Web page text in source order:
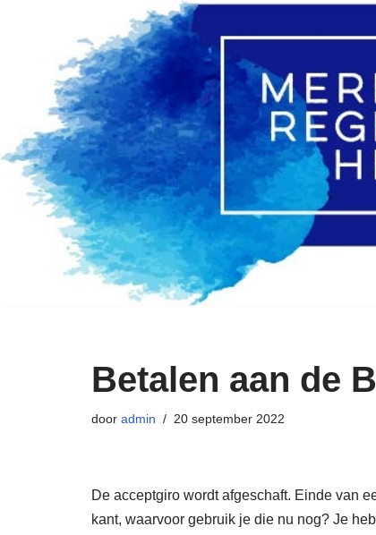
Betalen aan de
door admin 20 september 2022
De acceptgiro wordt afgeschaft. Einde van
kant, waarvoor gebruik je die nu nog? Je